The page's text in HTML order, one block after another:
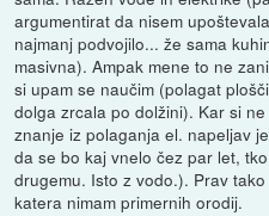
argumentirat da nisem
najmanj podvojilo... že sama
masivna). Ampak mene to ne
si upam se naučim (polagat
dolga zrcala po dolžini). Kar si
znanje iz polaganja el. napeljav
da se bo kaj vnelo čez par let,
drugemu. Isto z vodo.). Prav
katera nimam primernih orodij.